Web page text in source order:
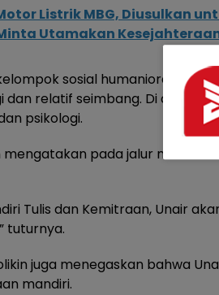
Listrik MBG, Diusulkan
Utamakan
sosial humaniora, ada
relatif seimbang. Di
psikologi.
mengatakan pada jalur mandiri
Tulis dan Kemitraan, Unair
tuturnya.
juga menegaskan bahwa
mandiri.